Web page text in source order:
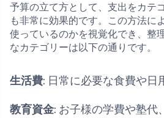
予算の立て方として、支出をカテ
も非常に効果的です。この方法に
使っているのかを視覚化でき、整
なカテゴリーは以下の通りです。
生活費: 日常に必要な食費や日
教育資金: お子様の学費や塾代